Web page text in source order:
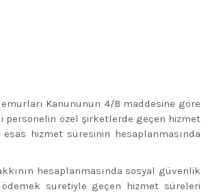
Kanununun 4/B maddesine göre
personelin özel şirketlerde geçen hizmet
esas hizmet süresinin hesaplanmasında
hesaplanmasında sosyal güvenlik
suretiyle geçen hizmet süreleri